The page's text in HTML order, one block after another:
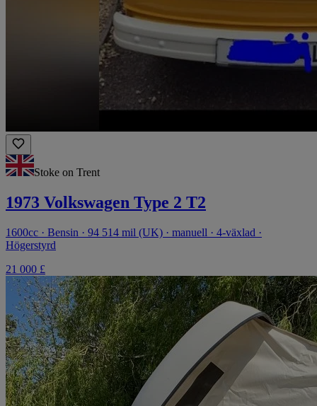
Stoke on Trent
1973 Volkswagen Type 2 T2
1600cc · Bensin · 94 514 mil (UK) · manuell · 4-växlad ·
Högerstyrd
21 000 £